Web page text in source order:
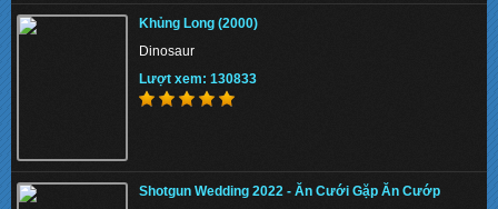
Khủng Long (2000)
Dinosaur
Lượt xem: 130833
Shotgun Wedding 2022 - Ăn Cưới Gặp Ăn Cướp